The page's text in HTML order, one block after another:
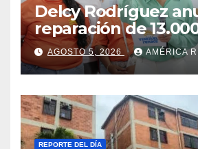
Delcy Rodríguez
reparación de
viviendas afectadas
terremotos
AGOSTO 5, 2026 AMÉRICA
REPORTE DEL DÍA